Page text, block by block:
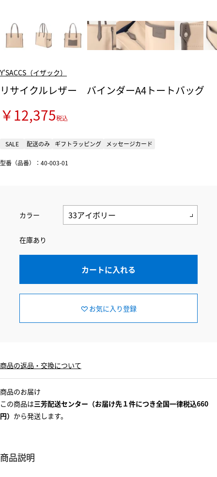
Y'SACCS（イザック）
リサイクルレザー バインダーA4トートバッグ
￥12,375税込
SALE 配送のみ ギフトラッピング メッセージカード
型番（品番）：40-003-01
カラー
在庫あり
カートに入れる
お気に入り登録
商品の返品・交換について
商品のお届け
この商品は三芳配送センター（お届け先１件につき全国一律税込660
円） から発送します。
商品説明